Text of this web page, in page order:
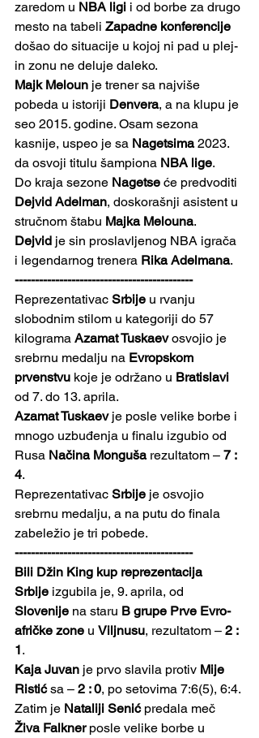
zaredom u NBA ligi i od borbe za drugo
mesto na tabeli Zapadne konferencije
došao do situacije u kojoj ni pad u plej-
in zonu ne deluje daleko.
Majk Meloun je trener sa najviše
pobeda u istoriji Denvera, a na klupu je
seo 2015. godine. Osam sezona
kasnije, uspeo je sa Nagetsima 2023.
da osvoji titulu šampiona NBA lige.
Do kraja sezone Nagetse će predvoditi
Dejvid Adelman, doskorašnji asistent u
stručnom štabu Majka Melouna.
Dejvid je sin proslavljenog NBA igrača
i legendarnog trenera Rika Adelmana.
--------------------------------------------
Reprezentativac Srbije u rvanju
slobodnim stilom u kategoriji do 57
kilograma Azamat Tuskaev osvojio je
srebrnu medalju na Evropskom
prvenstvu koje je održano u Bratislavi
od 7. do 13. aprila.
Azamat Tuskaev je posle velike borbe i
mnogo uzbuđenja u finalu izgubio od
Rusa Načina Monguša rezultatom – 7 :
4.
Reprezentativac Srbije je osvojio
srebrnu medalju, a na putu do finala
zabeležio je tri pobede.
--------------------------------------------
Bili Džin King kup reprezentacija
Srbije izgubila je, 9. aprila, od
Slovenije na staru B grupe Prve Evro-
afričke zone u Viljnusu, rezultatom – 2 :
1.
Kaja Juvan je prvo slavila protiv Mije
Ristić sa – 2 : 0, po setovima 7:6(5), 6:4.
Zatim je Nataliji Senić predala meč
Živa Falkner posle velike borbe u